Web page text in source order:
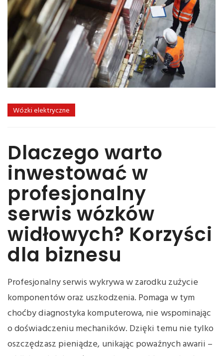
Wózki elektryczne
Dlaczego warto
inwestować w
profesjonalny
serwis wózków
widłowych? Korzyści
dla biznesu
Profesjonalny serwis wykrywa w zarodku zużycie
komponentów oraz uszkodzenia. Pomaga w tym
choćby diagnostyka komputerowa, nie wspominając
o doświadczeniu mechaników. Dzięki temu nie tylko
oszczędzasz pieniądze, unikając poważnych awarii –